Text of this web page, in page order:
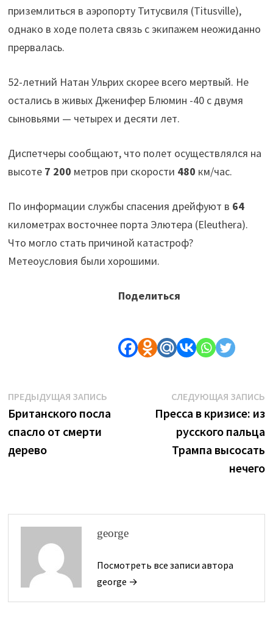
приземлиться в аэропорту Титусвиля (Titusville),
однако в ходе полета связь с экипажем неожиданно
прервалась.
52-летний Натан Ульрих скорее всего мертвый. Не
остались в живых Дженифер Блюмин -40 с двумя
сыновьями — четырех и десяти лет.
Диспетчеры сообщают, что полет осуществлялся на
высоте7 200 метров при скорости 480 км/час.
По информации службы спасения дрейфуют в 64
километрах восточнее порта Элютера (Eleuthera).
Что могло стать причиной катастроф?
Метеоусловия были хорошими.
Поделиться
Навигация
по
записям
ПРЕДЫДУЩАЯ ЗАПИСЬПредыдущая
запись:
Британского посла
спасло от смерти
дерево
СЛЕДУЮЩАЯ ЗАПИСЬ
Пресса в кризисе: из
русского пальца
Трампа высосать
нечего
george
Посмотреть все записи автора
george →